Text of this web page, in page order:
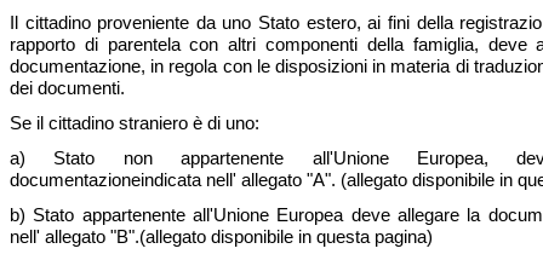
Il cittadino proveniente da uno Stato estero, ai fini della
rapporto di parentela con altri componenti della famiglia, deve
documentazione, in regola con le disposizioni in materia di
dei documenti.
Se il cittadino straniero è di uno:
a) Stato non appartenente all'Unione Europea,
documentazioneindicata nell' allegato "A". (allegato disponibile in
b) Stato appartenente all'Unione Europea deve allegare la
nell' allegato "B".(allegato disponibile in questa pagina)